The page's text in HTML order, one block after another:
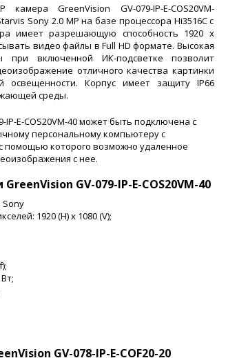
GreenVision GV-079-IP-E-COS20VM-
Sony 2.0 MP на базе процессора Hi3516C с
имеет разрешающую способность 1920 х
видео файлы в Full HD формате. Высокая
при включенной ИК-подсветке позволит
отличного качества картинки
освещенности. Корпус имеет защиту IP66
среды.
E-COS20VM-40 может быть подключена с
персональному компьютеру с
помощью которого возможно удаленное
с нее.
GV-079-IP-E-COS20VM-40
Sony
1920 (H) x 1080 (V);
GV-078-IP-E-COF20-20